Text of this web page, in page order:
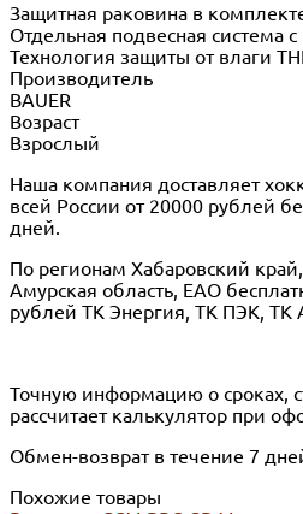
Защитная раковина в
Отдельная подвесная система
Технология защиты от влаги
Производитель
BAUER
Возраст
Взрослый
Наша компания доставляет
всей России от 20000 рублей
дней.
По регионам Хабаровский
Амурская область, ЕАО
рублей ТК Энергия, ТК ПЭК, ТК
Точную информацию о сроках,
рассчитает калькулятор при
Обмен-возврат в течение 7
Похожие товары